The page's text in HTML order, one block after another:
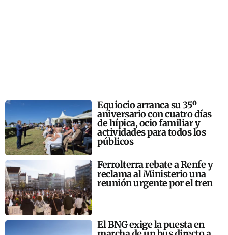
Equiocio arranca su 35º
aniversario con cuatro días
de hípica, ocio familiar y
actividades para todos los
públicos
Ferrolterra rebate a Renfe y
reclama al Ministerio una
reunión urgente por el tren
El BNG exige la puesta en